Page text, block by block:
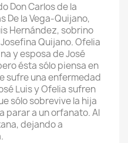
Don Carlos de la
De la Vega-Quijano,
Hernández, sobrino
Quijano. Ofelia
y esposa de José
ésta sólo piensa en
sufre una enfermedad
Luis y Ofelia sufren
sólo sobrevive la hija
parar a un orfanato. Al
dejando a